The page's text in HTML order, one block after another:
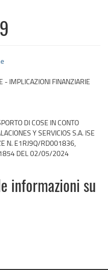
- IMPLICAZIONI FINANZIARIE
DI COSE IN CONTO
Y SERVICIOS S.A. ISE
N. E1RJ9Q/RD001836,
DEL 02/05/2024
informazioni su